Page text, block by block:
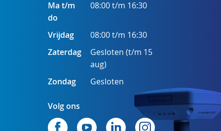
Ma t/m
do
08:00 t/m 16:30
Vrijdag
08:00 t/m 16:30
Zaterdag
Gesloten (t/m 15
aug)
Zondag
Gesloten
Volg ons